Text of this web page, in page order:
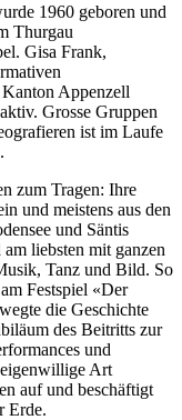
1960 geboren und
Thurgau
Gisa Frank,
Appenzell
Grosse Gruppen
ist im Laufe
zum Tragen: Ihre
und meistens aus den
und Säntis
liebsten mit ganzen
Tanz und Bild. So
Festspiel «Der
die Geschichte
des Beitritts zur
und
Art
auf und beschäftigt
Erde.